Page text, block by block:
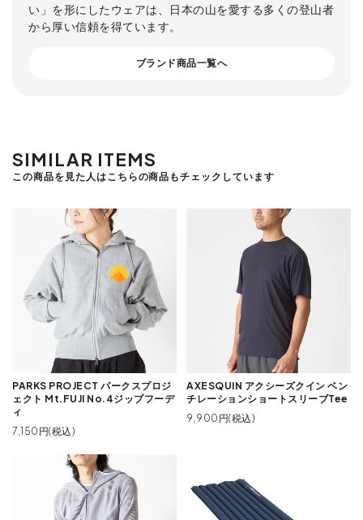
い」を形にしたウェアは、日本の山を愛する多くの登山者
から厚い信頼を得ています。
ブランド商品一覧へ
SIMILAR ITEMS
この商品を見た人はこちらの商品もチェックしています
PARKS PROJECT パークスプロジ
ェクト Mt.FUJI No.4ジップフーデ
ィ
7,150円(税込)
AXESQUIN アクシーズクイン ベン
チレーションショートスリーブTee
9,900円(税込)